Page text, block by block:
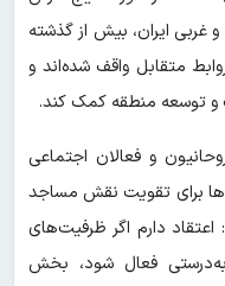
غربی ایران، بیش از گذشته
متقابل واقف شده‌اند و
و توسعه منطقه کمک کند.
و فعالان اجتماعی
برای تقویت نقش مساجد
دارم اگر ظرفیت‌های
فعال شود، بخش